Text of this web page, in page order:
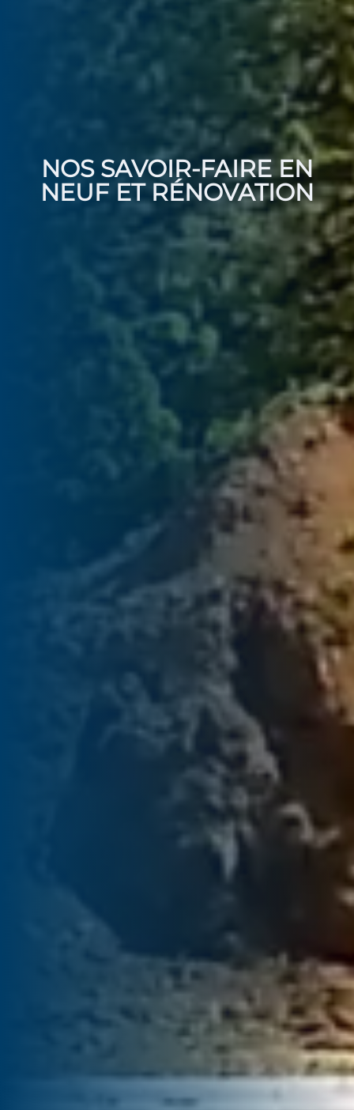
NOS SAVOIR-FAIRE EN
NEUF ET RÉNOVATION